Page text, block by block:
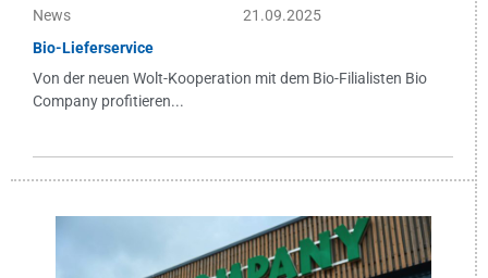
News
21.09.2025
Bio-Lieferservice
Von der neuen Wolt-Kooperation mit dem Bio-Filialisten Bio
Company profitieren...